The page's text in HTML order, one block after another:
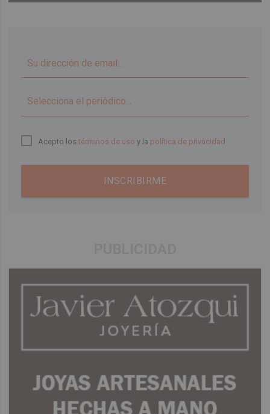
Acepto lostérminos de uso y la política de privacidad
INSCRIBIRME